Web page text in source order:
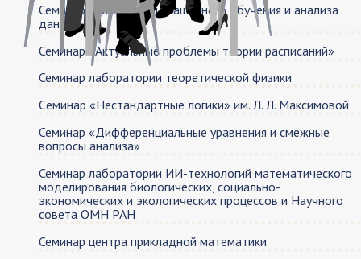
Семинар лаборатории машинного обучения и анализа
данных
Семинар «Актуальные проблемы теории расписаний»
Семинар лаборатории теоретической физики
Cеминар «Нестандартные логики» им. Л. Л. Максимовой
Семинар «Дифференциальные уравнения и смежные
вопросы анализа»
Семинар лаборатории ИИ-технологий математического
моделирования биологических, социально-
экономических и экологических процессов и Научного
совета ОМН РАН
Семинар центра прикладной математики